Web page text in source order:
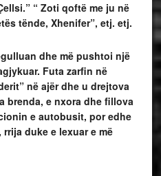
“ Zoti qoftë me ju në
tënde, Xhenifer”, etj. etj.
dhe më pushtoi një
Futa zarfin në
në ajër dhe u drejtova
brenda, e nxora dhe fillova
e autobusit, por edhe
duke e lexuar e më